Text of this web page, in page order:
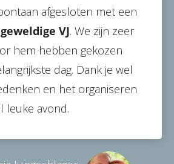
afgesloten met een
geweldige VJ. We zijn zeer
hem hebben gekozen
dag. Dank je wel
en het organiseren
leuke avond.